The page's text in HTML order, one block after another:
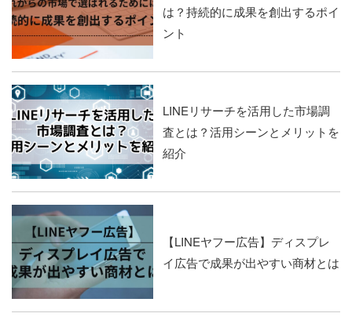
は？持続的に成果を創出するポイ
ント
LINEリサーチを活用した市場調
査とは？活用シーンとメリットを
紹介
【LINEヤフー広告】ディスプレ
イ広告で成果が出やすい商材とは